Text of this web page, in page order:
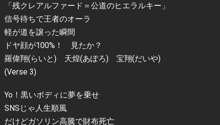
「残クレアルファード＝公道のヒエラルキー」
信号待ちで王者のオーラ
軽が道を譲った瞬間
ドヤ顔が100%！ 見たか？
羅偉翔(らいと) 天煌(あぽろ) 宝翔(だいや)
(Verse 3)
Yo！黒いボディに夢を乗せ
SNSじゃ人生順風
だけどガソリン高騰で財布死亡